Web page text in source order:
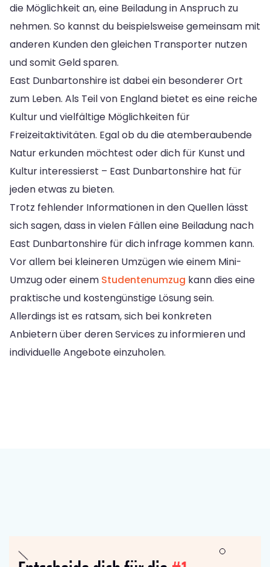
die Möglichkeit an, eine Beiladung in Anspruch zu
nehmen. So kannst du beispielsweise gemeinsam mit
anderen Kunden den gleichen Transporter nutzen
und somit Geld sparen.
East Dunbartonshire ist dabei ein besonderer Ort
zum Leben. Als Teil von England bietet es eine reiche
Kultur und vielfältige Möglichkeiten für
Freizeitaktivitäten. Egal ob du die atemberaubende
Natur erkunden möchtest oder dich für Kunst und
Kultur interessierst – East Dunbartonshire hat für
jeden etwas zu bieten.
Trotz fehlender Informationen in den Quellen lässt
sich sagen, dass in vielen Fällen eine Beiladung nach
East Dunbartonshire für dich infrage kommen kann.
Vor allem bei kleineren Umzügen wie einem Mini-
Umzug oder einem Studentenumzug kann dies eine
praktische und kostengünstige Lösung sein.
Allerdings ist es ratsam, sich bei konkreten
Anbietern über deren Services zu informieren und
individuelle Angebote einzuholen.